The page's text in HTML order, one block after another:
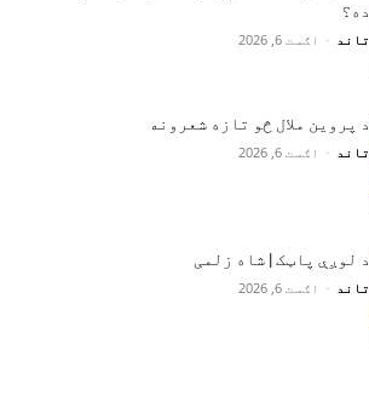
ده؟
تاند - اګست 6, 2026
د پروین ملال څو تازه شعرونه
تاند - اګست 6, 2026
د لوږې پاټک | شاه زلمی
تاند - اګست 6, 2026